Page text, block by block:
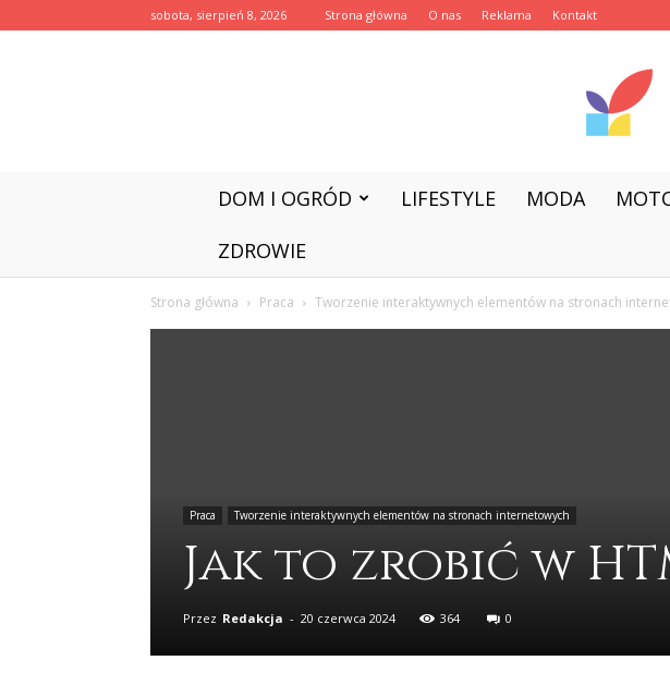
sobota, sierpień 8, 2026 Strona główna O nas Reklama Kontakt
DOM I OGRÓD LIFESTYLE MODA
ZDROWIE
Strona główna Praca Tworzenie interaktywnych elementów na stronach
Praca Tworzenie interaktywnych elementów na stronach internetowych
Jak to zrobić w
Przez Redakcja - 20 czerwca 2024 364 0